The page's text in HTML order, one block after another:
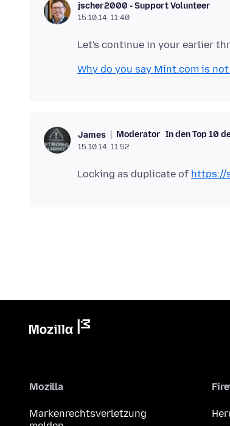
jscher2000 - Support Volunteer
15.10.14, 11:40
Why do you say Mint.com is
James Moderator In den Top 10
15.10.14, 11:52
Locking as duplicate of https://
Mozilla
Markenrechtsverletzung